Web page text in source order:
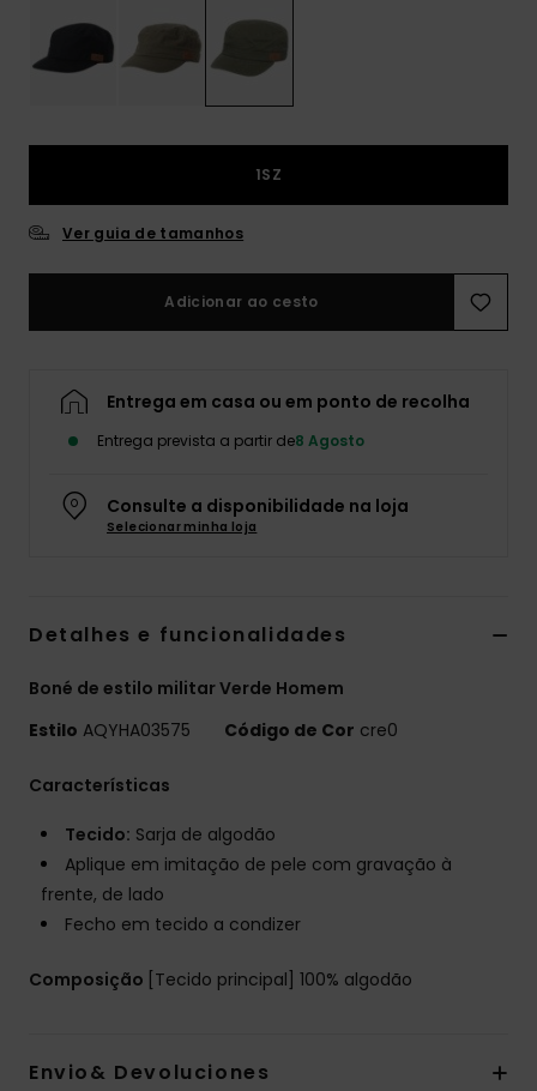
Consultar
1SZ
Ver guia de tamanhos
Adicionar ao cesto
Entrega em casa ou em ponto de recolha
Entrega prevista a partir de8 Agosto
Consulte a disponibilidade na loja
Selecionar minha loja
Detalhes e funcionalidades
Boné de estilo militar Verde Homem
Estilo AQYHA03575 Código de Cor cre0
Características
Tecido: Sarja de algodão
Aplique em imitação de pele com gravação à
frente, de lado
Fecho em tecido a condizer
Composição [Tecido principal] 100% algodão
Envio& Devoluciones